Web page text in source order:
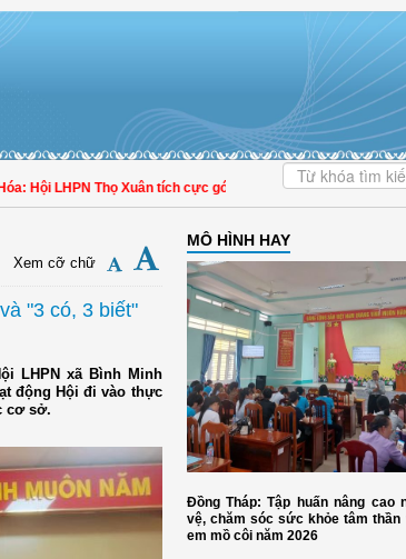
LHPN Thọ Xuân tích cực góp phần nâng cao tỷ lệ người dân
Xem cỡ chữ
"3 có, 3 biết"
LHPN xã Bình Minh
động Hội đi vào thực
cơ sở.
MÔ HÌNH HAY
Đồng Tháp: Tập huấn nâng cao
vệ, chăm sóc sức khỏe tâm
em mồ côi năm 2026